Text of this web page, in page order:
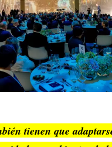
tienen que